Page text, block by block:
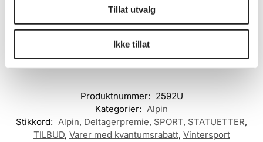
Tillat utvalg
Ikke tillat
på enkelte graveringsplater for å få plass.
En ting som er viktig å huske på: jo mer tekst som skrives, jo
Produktnummer: 2592U
Kategorier: Alpin
Stikkord: Alpin, Deltagerpremie, SPORT, STATUETTER,
TILBUD, Varer med kvantumsrabatt, Vintersport